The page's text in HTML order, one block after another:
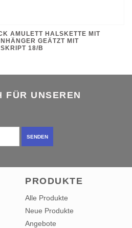
AMULETT HALSKETTE MIT
GEÄTZT MIT
18/B
FÜR UNSEREN
SENDEN
PRODUKTE
Alle Produkte
Neue Produkte
Angebote